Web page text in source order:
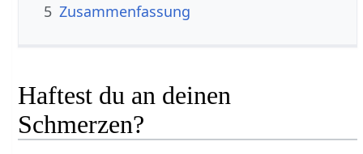
5 Zusammenfassung
Haftest du an deinen
Schmerzen?